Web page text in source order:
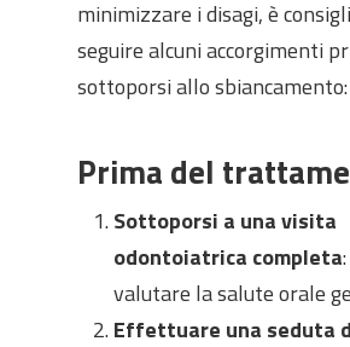
minimizzare i disagi, è
seguire alcuni accorgimenti
sottoporsi allo sbiancamento:
Prima del
Sottoporsi a una visita
odontoiatrica completa
valutare la salute orale
Effettuare una seduta